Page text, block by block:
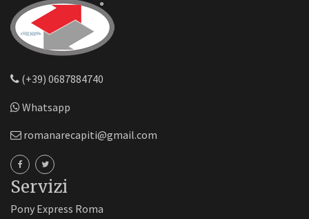
(+39) 0687884740
Whatsapp
romanarecapiti@gmail.com
Servizi
Pony Express Roma